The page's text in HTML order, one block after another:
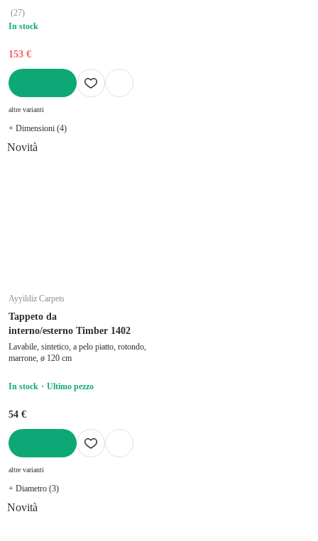
(27)
In stock
153 €
altre varianti
+ Dimensioni (4)
Novità
Ayyildiz Carpets
Tappeto da
interno/esterno Timber 1402
Lavabile, sintetico, a pelo piatto, rotondo,
marrone, ø 120 cm
In stock Ultimo pezzo
54 €
altre varianti
+ Diametro (3)
Novità